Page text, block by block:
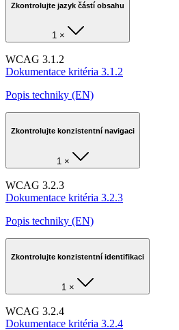
Zkontrolujte jazyk částí obsahu
1 ×
WCAG 3.1.2
Dokumentace kritéria 3.1.2
Popis techniky (EN)
Zkontrolujte konzistentní navigaci
1 ×
WCAG 3.2.3
Dokumentace kritéria 3.2.3
Popis techniky (EN)
Zkontrolujte konzistentní identifikaci
1 ×
WCAG 3.2.4
Dokumentace kritéria 3.2.4